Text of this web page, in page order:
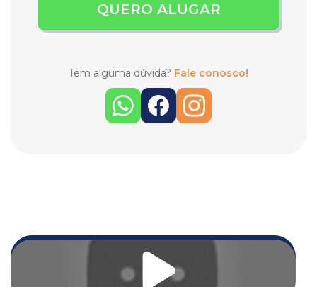
QUERO ALUGAR
Tem alguma dúvida? Fale conosco!